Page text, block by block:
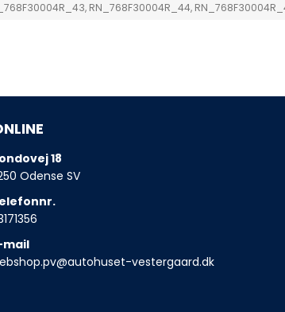
RN_768F30004R_44,
18
Odense SV
mail
vestergaard.dk